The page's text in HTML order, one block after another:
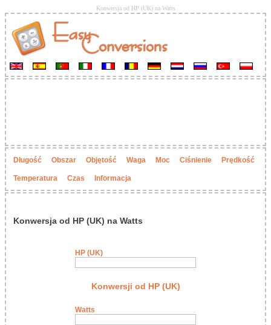
Konwersja od HP (UK) na Watts
Długość Obszar Objętość Waga Moc Ciśnienie Prędkość
Temperatura Czas Informacja
Konwersja od HP (UK) na Watts
HP (UK)
Konwersji od HP (UK)
Watts